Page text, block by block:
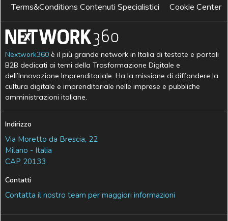
Terms&Conditions Contenuti Specialistici
Cookie Center
Nextwork360 è il più grande network in Italia di testate e portali
B2B dedicati ai temi della Trasformazione Digitale e
dell’Innovazione Imprenditoriale. Ha la missione di diffondere la
cultura digitale e imprenditoriale nelle imprese e pubbliche
amministrazioni italiane.
Indirizzo
Via Moretto da Brescia, 22
Milano - Italia
CAP 20133
Contatti
Contatta il nostro team per maggiori informazioni